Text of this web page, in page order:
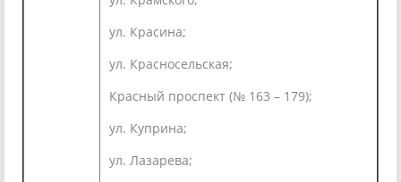
ул. Красина;
ул. Красносельская;
Красный проспект (№ 163 – 179);
ул. Куприна;
ул. Лазарева;